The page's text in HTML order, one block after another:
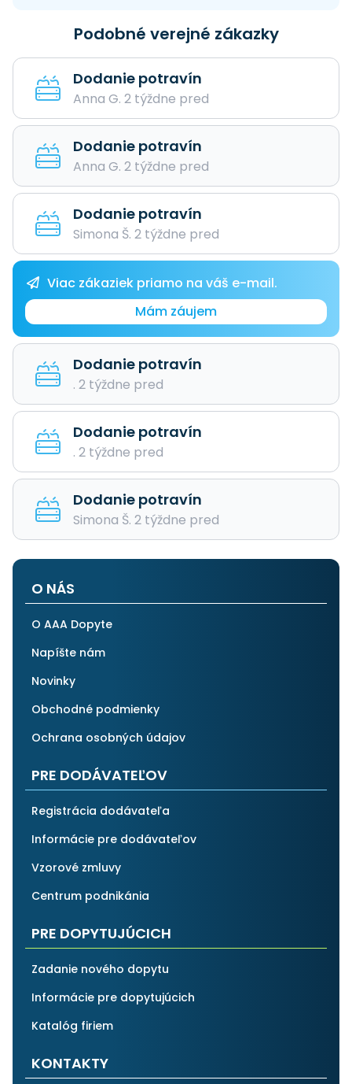
Podobné verejné zákazky
Dodanie potravín
Anna G. 2 týždne pred
Dodanie potravín
Anna G. 2 týždne pred
Dodanie potravín
Simona Š. 2 týždne pred
Viac zákaziek priamo na váš e-mail.
Mám záujem
Dodanie potravín
. 2 týždne pred
Dodanie potravín
. 2 týždne pred
Dodanie potravín
Simona Š. 2 týždne pred
O NÁS
O AAA Dopyte
Napíšte nám
Novinky
Obchodné podmienky
Ochrana osobných údajov
PRE DODÁVATEĽOV
Registrácia dodávateľa
Informácie pre dodávateľov
Vzorové zmluvy
Centrum podnikánia
PRE DOPYTUJÚCICH
Zadanie nového dopytu
Informácie pre dopytujúcich
Katalóg firiem
KONTAKTY